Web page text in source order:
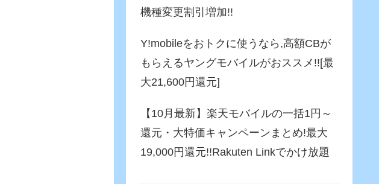
機種変更割引増加!!
Y!mobileをおトクに使うなら,高額CBが
もらえるヤングモバイルがおススメ!![最
大21,600円還元]
【10月最新】楽天モバイルの一括1円～
還元・大特価キャンペーンまとめ!最大
19,000円還元!!Rakuten Linkでかけ放題